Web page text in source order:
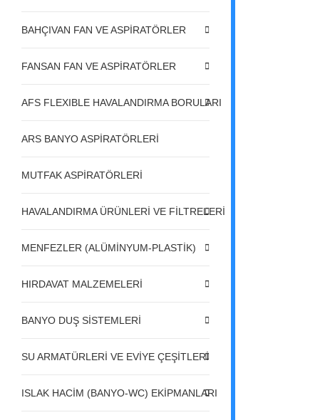
BAHÇIVAN FAN VE ASPİRATÖRLER
FANSAN FAN VE ASPİRATÖRLER
AFS FLEXIBLE HAVALANDIRMA BORULARI
ARS BANYO ASPİRATÖRLERİ
MUTFAK ASPİRATÖRLERİ
HAVALANDIRMA ÜRÜNLERİ VE FİLTRELERİ
MENFEZLER (ALÜMİNYUM-PLASTİK)
HIRDAVAT MALZEMELERİ
BANYO DUŞ SİSTEMLERİ
SU ARMATÜRLERİ VE EVİYE ÇEŞİTLERİ
ISLAK HACİM (BANYO-WC) EKİPMANLARI